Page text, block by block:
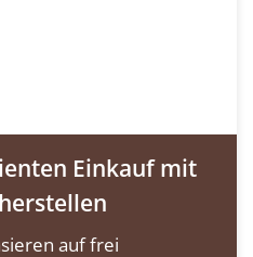
Einkauf mit
auf frei